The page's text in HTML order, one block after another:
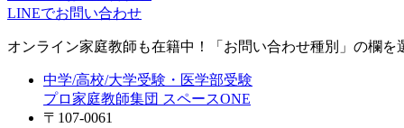
LINEでお問い合わせ
オンライン家庭教師 も在籍中！「お問い合わせ種別」の欄を
中学/高校/大学受験・医学部受験
プロ家庭教師集団 スペースONE
〒107-0061